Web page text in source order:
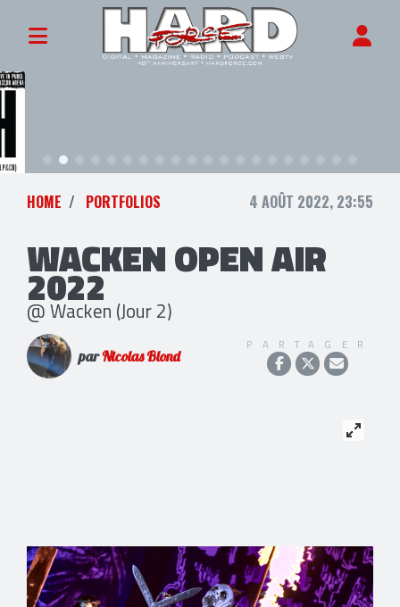
HOME PORTFOLIOS 4 AOÛT 2022, 23:55
WACKEN OPEN AIR
2022
@ Wacken (Jour 2)
parNicolas Blond
PARTAGER